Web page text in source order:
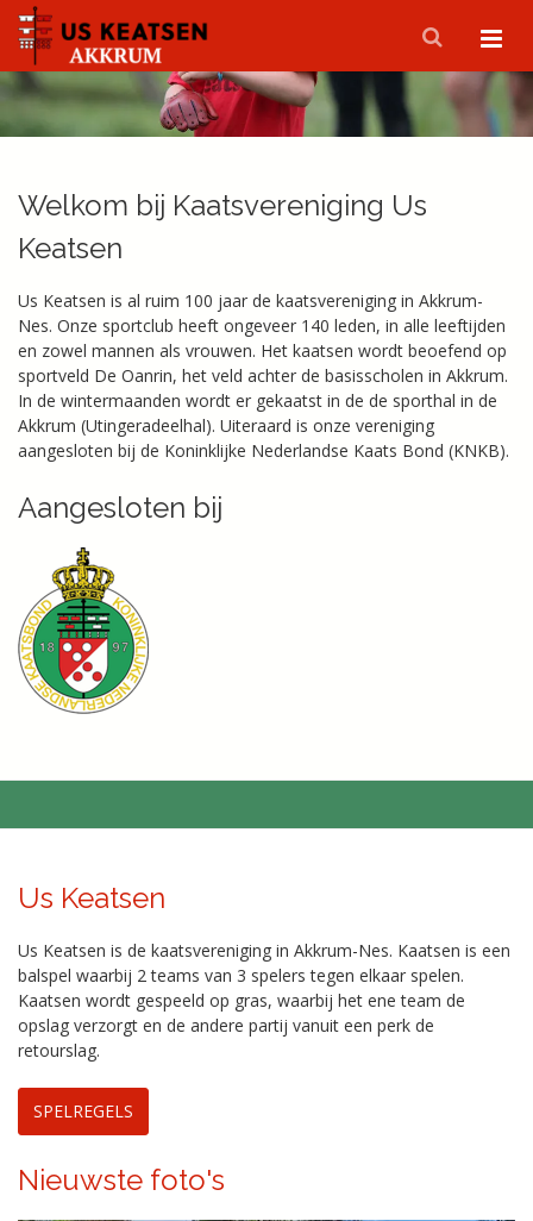
Welkom bij Kaatsvereniging Us
Keatsen
Us Keatsen is al ruim 100 jaar de kaatsvereniging in Akkrum-
Nes. Onze sportclub heeft ongeveer 140 leden, in alle leeftijden
en zowel mannen als vrouwen. Het kaatsen wordt beoefend op
sportveld De Oanrin, het veld achter de basisscholen in Akkrum.
In de wintermaanden wordt er gekaatst in de de sporthal in de
Akkrum (Utingeradeelhal). Uiteraard is onze vereniging
aangesloten bij de Koninklijke Nederlandse Kaats Bond (KNKB).
Aangesloten bij
Us Keatsen
Us Keatsen is de kaatsvereniging in Akkrum-Nes. Kaatsen is een
balspel waarbij 2 teams van 3 spelers tegen elkaar spelen.
Kaatsen wordt gespeeld op gras, waarbij het ene team de
opslag verzorgt en de andere partij vanuit een perk de
retourslag.
SPELREGELS
Nieuwste foto's